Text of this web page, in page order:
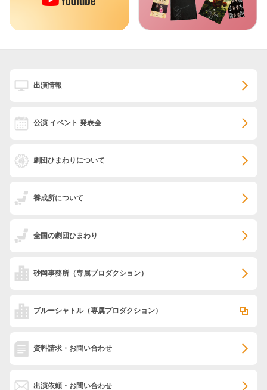
出演情報
公演 イベント 発表会
劇団ひまわりについて
養成所について
全国の劇団ひまわり
砂岡事務所 （専属プロダクション）
ブルーシャトル（専属プロダクション）
資料請求・お問い合わせ
出演依頼・お問い合わせ